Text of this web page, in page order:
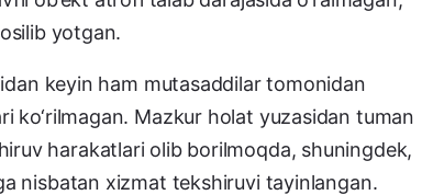
yotgan.
keyin ham mutasaddilar tomonidan
Mazkur holat yuzasidan tuman
harakatlari olib borilmoqda, shuningdek,
nisbatan xizmat tekshiruvi tayinlangan.